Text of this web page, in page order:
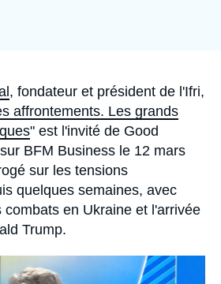
, fondateur et président de l'Ifri,
affrontements. Les grands
" est l'invité de Good
BFM Business le 12 mars
sur les tensions
quelques semaines, avec
combats en Ukraine et l'arrivée
Trump.